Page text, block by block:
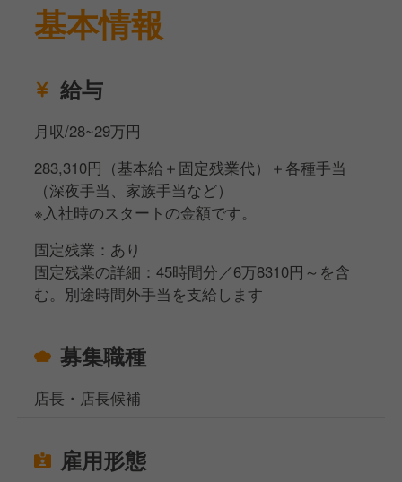
基本情報
給与
月収/28~29万円
283,310円（基本給＋固定残業代）＋各種手当
（深夜手当、家族手当など）
※入社時のスタートの金額です。
固定残業：あり
固定残業の詳細：45時間分／6万8310円～を含
む。別途時間外手当を支給します
募集職種
店長・店長候補
雇用形態